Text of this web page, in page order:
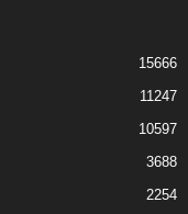
15666
11247
10597
3688
2254